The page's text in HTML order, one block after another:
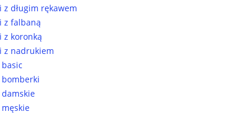
z długim rękawem
z falbaną
z koronką
z nadrukiem
bomberki
damskie